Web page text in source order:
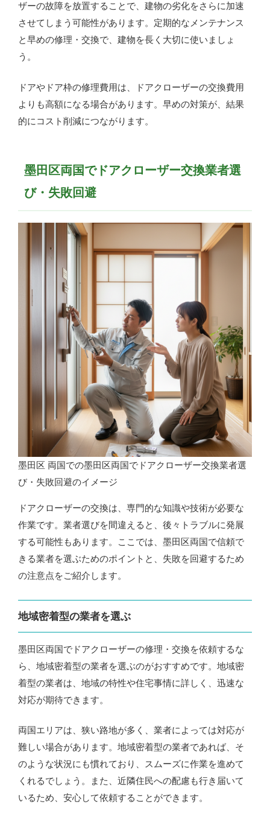
ザーの故障を放置することで、建物の劣化をさらに加速
させてしまう可能性があります。定期的なメンテナンス
と早めの修理・交換で、建物を長く大切に使いましょ
う。
ドアやドア枠の修理費用は、ドアクローザーの交換費用
よりも高額になる場合があります。早めの対策が、結果
的にコスト削減につながります。
墨田区両国でドアクローザー交換業者選
び・失敗回避
墨田区 両国での墨田区両国でドアクローザー交換業者選
び・失敗回避のイメージ
ドアクローザーの交換は、専門的な知識や技術が必要な
作業です。業者選びを間違えると、後々トラブルに発展
する可能性もあります。ここでは、墨田区両国で信頼で
きる業者を選ぶためのポイントと、失敗を回避するため
の注意点をご紹介します。
地域密着型の業者を選ぶ
墨田区両国でドアクローザーの修理・交換を依頼するな
ら、地域密着型の業者を選ぶのがおすすめです。地域密
着型の業者は、地域の特性や住宅事情に詳しく、迅速な
対応が期待できます。
両国エリアは、狭い路地が多く、業者によっては対応が
難しい場合があります。地域密着型の業者であれば、そ
のような状況にも慣れており、スムーズに作業を進めて
くれるでしょう。また、近隣住民への配慮も行き届いて
いるため、安心して依頼することができます。